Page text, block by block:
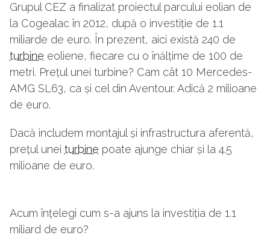
Grupul CEZ a finalizat proiectul parcului eolian de
la Cogealac în 2012, după o investiție de 1.1
miliarde de euro. În prezent, aici există 240 de
turbine eoliene, fiecare cu o înălțime de 100 de
metri. Prețul unei turbine? Cam cât 10 Mercedes-
AMG SL63, ca și cel din Aventour. Adică 2 milioane
de euro.
Dacă includem montajul și infrastructura aferentă,
prețul unei turbine poate ajunge chiar și la 4.5
milioane de euro.
Acum înțelegi cum s-a ajuns la investiția de 1.1
miliard de euro?